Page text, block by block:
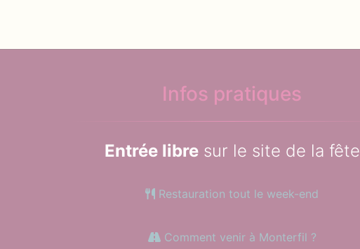
Infos pratiques
Entrée libresur le site de la fête
Restauration tout le week-end
Comment venir à Monterfil ?